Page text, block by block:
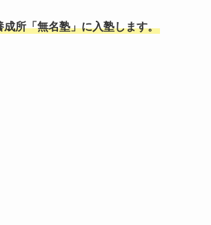
所「無名塾」に入塾します。